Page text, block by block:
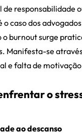
de responsabilidade
o caso dos
o burnout surge
Manifesta-se
e falta de
o
ao descanso